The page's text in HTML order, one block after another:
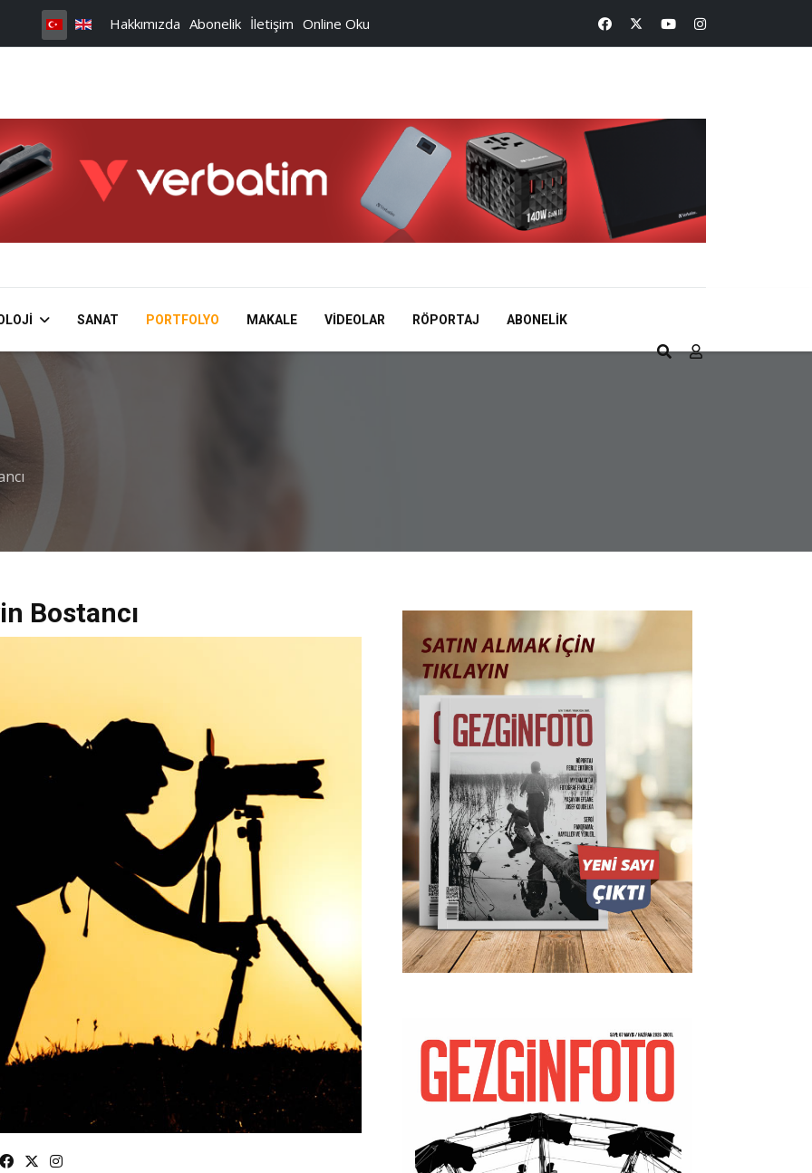
Hakkımızda Abonelik İletişim Online Oku
SANAT PORTFOLYO MAKALE VIDEOLAR RÖPORTAJ ABONELIK
Bostancı